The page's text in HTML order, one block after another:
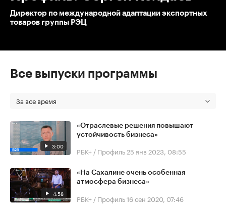
Директор по международной адаптации экспортных
товаров группы РЭЦ
Все выпуски программы
За все время
3:00
«Отраслевые решения повышают
устойчивость бизнеса»
РБК+ / Профиль 25 янв 2023, 08:55
4:58
«На Сахалине очень особенная
атмосфера бизнеса»
РБК+ / Профиль16 сен 2020, 07:46